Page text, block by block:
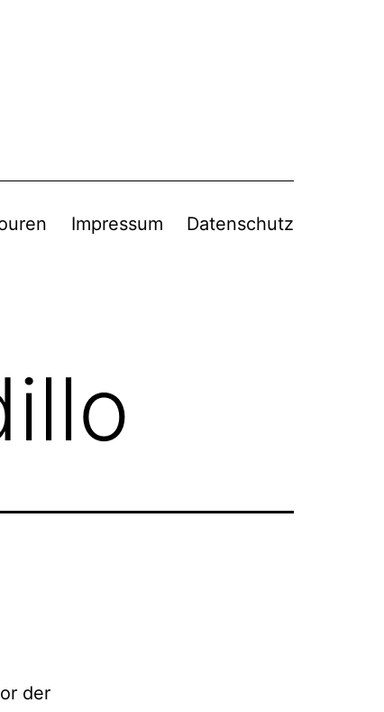
Impressum Datenschutz
der